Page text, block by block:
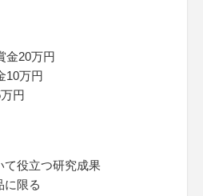
20万円
10万円
円
て役立つ研究成果
限る